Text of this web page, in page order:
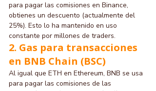
para pagar las comisiones en Binance,
obtienes un descuento (actualmente del
25%). Esto lo ha mantenido en uso
constante por millones de traders.
2. Gas para transacciones
en BNB Chain (BSC)
Al igual que ETH en Ethereum, BNB se usa
para pagar las comisiones de las